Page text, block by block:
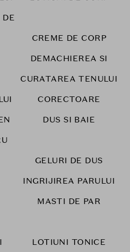
DE
CREME DE CORP
DEMACHIEREA SI
CURATAREA TENULUI
CORECTOARE
DUS SI BAIE
GELURI DE DUS
INGRIJIREA PARULUI
MASTI DE PAR
LOTIUNI TONICE